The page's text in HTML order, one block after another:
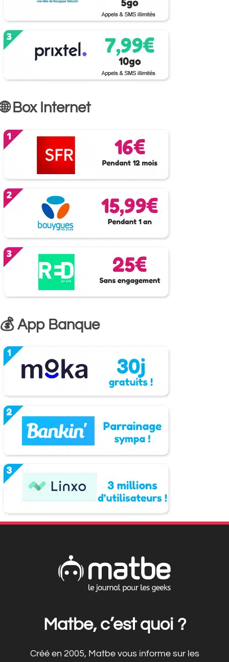
🌐 Box Internet
💰 App Banque
Matbe, c’est quoi ?
Créé en 2005, Matbe vous informe sur les